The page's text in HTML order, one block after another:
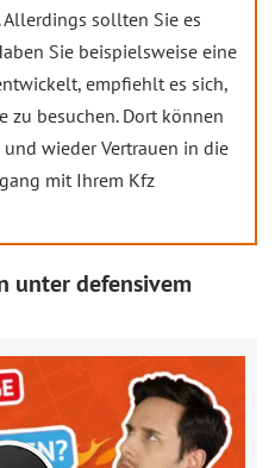
. Allerdings sollten Sie es
Sie beispielsweise eine
empfiehlt es sich,
zu besuchen. Dort können
wieder Vertrauen in die
mit Ihrem Kfz
unter defensivem